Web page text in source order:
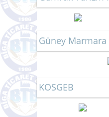
Güney Marmara
KOSGEB